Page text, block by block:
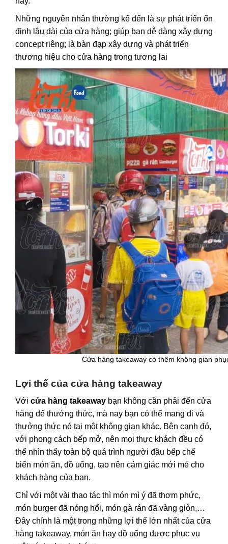
Những nguyên nhân thường kể đến là sự phát triển ổn
định lâu dài của cửa hàng; giúp bạn dễ dàng xây dựng
concept riêng; là bàn đạp xây dựng và phát triển
thương hiệu cho cửa hàng trong tương lai
Cửa hàng takeaway có thêm không gian
Lợi thế của cửa hàng takeaway
Với cửa hàng takeaway bạn không cần phải đến cửa
hàng để thưởng thức, mà nay bạn có thể mang đi và
thưởng thức nó tại một không gian khác. Bên cạnh đó,
với phong cách bếp mở, nên mọi thực khách đều có
thể nhìn thấy toàn bộ quá trình người đầu bếp chế
biến món ăn, đồ uống, tạo nên cảm giác mới mẻ cho
khách hàng của bạn.
Chỉ với một vài thao tác thì món mì ý đã thơm phức,
món burger đã nóng hổi, món gà rán đã vàng giòn,…
Đây chính là một trong những lợi thế lớn nhất của cửa
hàng takeaway, món ăn hay đồ uống được phục vụ